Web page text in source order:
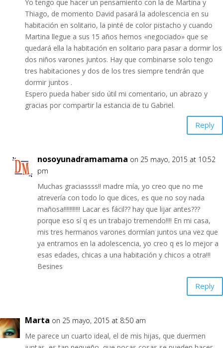
Yo tengo que hacer un pensamiento con la de Martina y
Thiago, de momento David pasará la adolescencia en su
habitación en solitario, la pinté de color pistacho y cuando
Martina llegue a sus 15 años hemos «negociado» que se
quedará ella la habitación en solitario para pasar a dormir los
dos niños varones juntos. Hay que combinarse solo tengo
tres habitaciones y dos de los tres siempre tendrán que
dormir juntos .
Espero pueda haber sido útil mi comentario, un abrazo y
gracias por compartir la estancia de tu Gabriel.
Reply
nosoyunadramamama on 25 mayo, 2015 at 10:52
pm
Muchas graciassss!! madre mía, yo creo que no me
atrevería con todo lo que dices, es que no soy nada
mañosa!!!!!!!!!!! Lacar es fácil?? hay que lijar antes???
porque eso sí q es un trabajo tremendo!!!! En mi casa,
mis tres hermanos varones dormían juntos una vez que
ya entramos en la adolescencia, yo creo q es lo mejor a
esas edades, chicas a una habitación y chicos a otra!!!
Besines
Reply
Marta on 25 mayo, 2015 at 8:50 am
Me parece un cuarto ideal, el de mis hijas, que duermen